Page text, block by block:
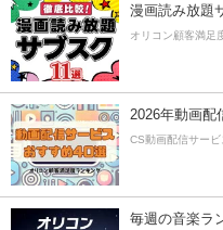
漫画読み放題
オリコン顧客満足
2026年動画配
CS動画配信サービ
毎週の音楽ラ